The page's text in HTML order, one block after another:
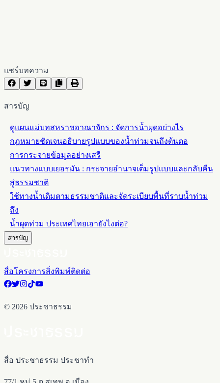
แชร์บทความ
สารบัญ
ดูแผนแม่บทสหราชอาณาจักร : จัดการน้ำผุดอย่างไร
กฎหมายชัดเจนอธิบายรูปแบบของน้ำท่วมจนถึงต้นตอ
การกระจายข้อมูลอย่างเสรี
แนวทางแบบเยอรมัน : กระจายอำนาจเต็มรูปแบบและกลับคืน
สู่ธรรมชาติ
ใช้ทางน้ำเดิมตามธรรมชาติและจัดระเบียบพื้นที่ราบน้ำท่วม
ถึง
น้ำผุดท่วม ประเทศไทยเอายังไงต่อ?
สารบัญ
สื่อโครงการสิ่งพิมพ์ติดต่อ
© 2026 ประชาธรรม
สื่อ ประชาธรรม ประชาทำ